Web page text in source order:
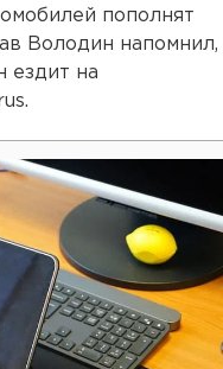
пополнят
Володин напомнил,
ездит на